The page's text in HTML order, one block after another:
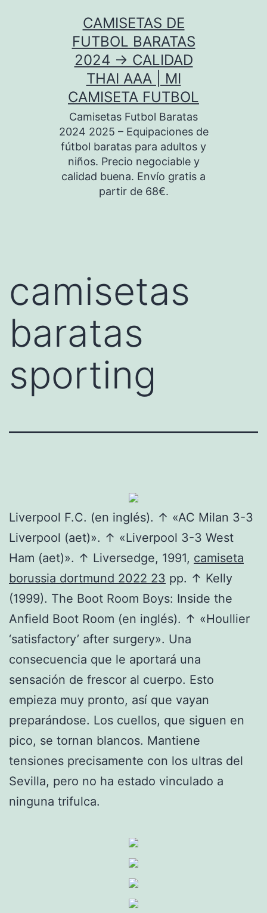
CAMISETAS DE
FUTBOL BARATAS
2024 → CALIDAD
THAI AAA | MI
CAMISETA FUTBOL
Camisetas Futbol Baratas
2024 2025 – Equipaciones de
fútbol baratas para adultos y
niños. Precio negociable y
calidad buena. Envío gratis a
partir de 68€.
camisetas
baratas
sporting
Liverpool F.C. (en inglés). ↑ «AC Milan 3-3
Liverpool (aet)». ↑ «Liverpool 3-3 West
Ham (aet)». ↑ Liversedge, 1991, camiseta
borussia dortmund 2022 23 pp. ↑ Kelly
(1999). The Boot Room Boys: Inside the
Anfield Boot Room (en inglés). ↑ «Houllier
‘satisfactory’ after surgery». Una
consecuencia que le aportará una
sensación de frescor al cuerpo. Esto
empieza muy pronto, así que vayan
preparándose. Los cuellos, que siguen en
pico, se tornan blancos. Mantiene
tensiones precisamente con los ultras del
Sevilla, pero no ha estado vinculado a
ninguna trifulca.